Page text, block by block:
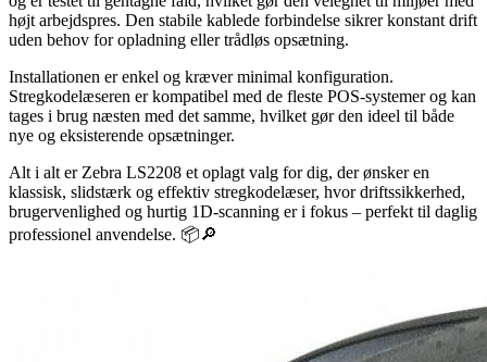
højt arbejdspres. Den stabile kablede forbindelse sikrer konstant drift
uden behov for opladning eller trådløs opsætning.
Installationen er enkel og kræver minimal konfiguration.
Stregkodelæseren er kompatibel med de fleste POS-systemer og kan
tages i brug næsten med det samme, hvilket gør den ideel til både
nye og eksisterende opsætninger.
Alt i alt er Zebra LS2208 et oplagt valg for dig, der ønsker en
klassisk, slidstærk og effektiv stregkodelæser, hvor driftssikkerhed,
brugervenlighed og hurtig 1D-scanning er i fokus – perfekt til daglig
professionel anvendelse. 📦🔎